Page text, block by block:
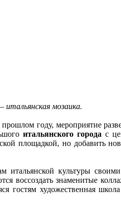
мозаика.
году, мероприятие
итальянского города с
площадкой, но добавить
итальянской культуры
воссоздать знаменитые
гостям художественная